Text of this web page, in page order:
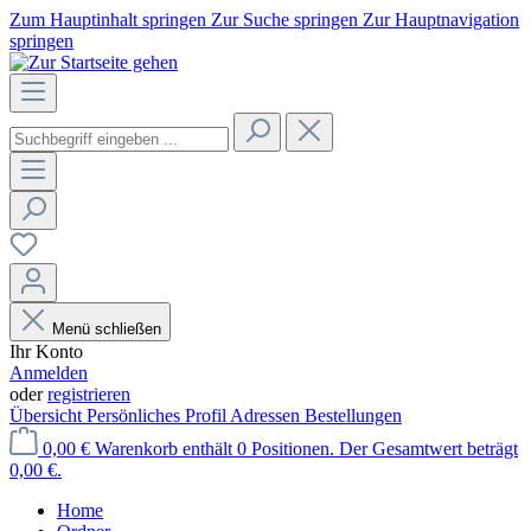
Zum Hauptinhalt springen Zur Suche springen Zur Hauptnavigation
springen
Menü schließen
Ihr Konto
Anmelden
oderregistrieren
Übersicht Persönliches Profil Adressen Bestellungen
0,00 € Warenkorb enthält 0 Positionen. Der Gesamtwert beträgt
0,00 €.
Home